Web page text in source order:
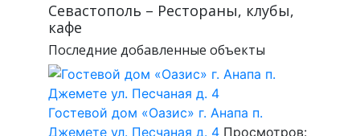
Севастополь – Рестораны, клубы,
кафе
Последние добавленные объекты
Гостевой дом «Оазис» г. Анапа п.
Джемете ул. Песчаная д. 4 Просмотров: